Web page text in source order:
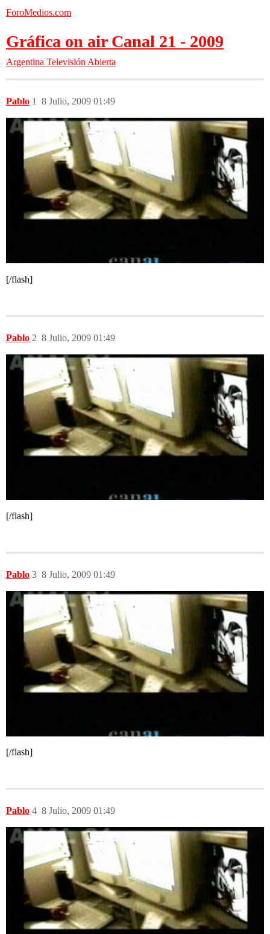
ForoMedios.com
Gráfica on air Canal 21 - 2009
Argentina Televisión Abierta
Pablo 8 Julio, 2009 01:49
1
[/flash]
Pablo 8 Julio, 2009 01:49
2
[/flash]
Pablo 8 Julio, 2009 01:49
3
[/flash]
Pablo 8 Julio, 2009 01:49
4